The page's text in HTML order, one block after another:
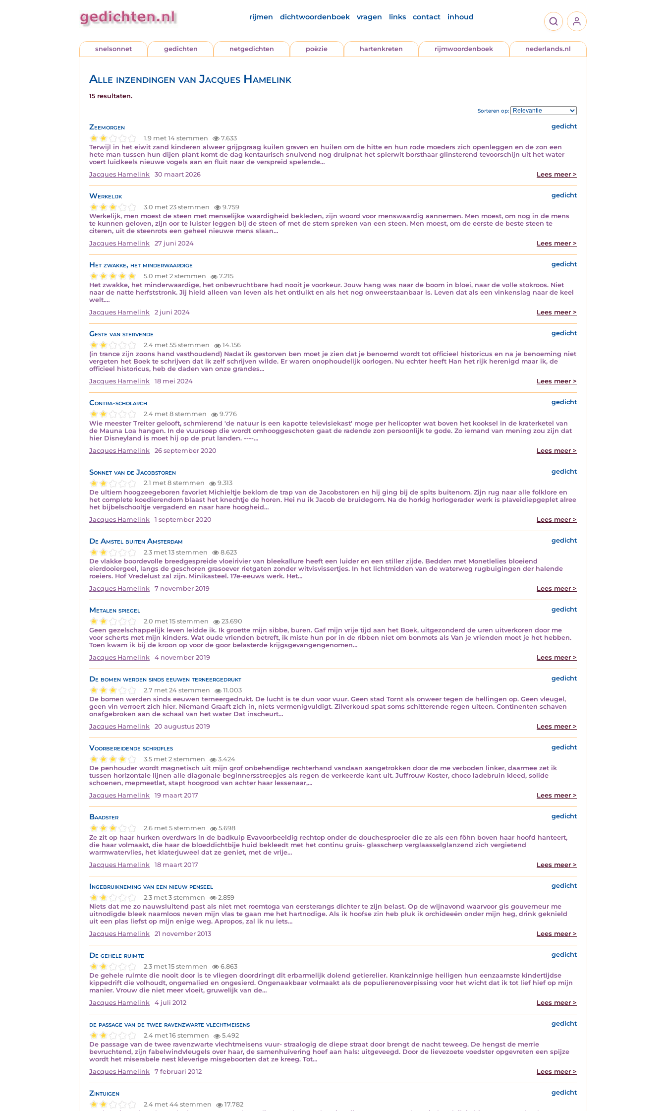
rijmen dichtwoordenboek vragen links contact inhoud
snelsonnet gedichten netgedichten poëzie hartenkreten rijmwoordenboek nederlands.nl
Alle inzendingen van Jacques Hamelink
15 resultaten.
Sorteren op:
Zeemorgen
gedicht
1.9 met 14 stemmen
7.633
Terwijl in het eiwit zand kinderen alweer grijpgraag kuilen graven en huilen om de hitte en hun rode moeders zich openleggen en de zon een
hete man tussen hun dijen plant komt de dag kentaurisch snuivend nog druipnat het spierwit borsthaar glinsterend tevoorschijn uit het water
voert luidkeels nieuwe vogels aan en fluit naar de verspreid spelende…
Jacques Hamelink
30 maart 2026 Lees meer >
Werkelijk
gedicht
3.0 met 23 stemmen
9.759
Werkelijk, men moest de steen met menselijke waardigheid bekleden, zijn woord voor menswaardig aannemen. Men moest, om nog in de mens
te kunnen geloven, zijn oor te luister leggen bij de steen of met de stem spreken van een steen. Men moest, om de eerste de beste steen te
citeren, uit de steenrots een geheel nieuwe mens slaan…
Jacques Hamelink
27 juni 2024 Lees meer >
Het zwakke, het minderwaardige
gedicht
5.0 met 2 stemmen
7.215
Het zwakke, het minderwaardige, het onbevruchtbare had nooit je voorkeur. Jouw hang was naar de boom in bloei, naar de volle stokroos. Niet
naar de natte herfststronk. Jij hield alleen van leven als het ontluikt en als het nog onweerstaanbaar is. Leven dat als een vinkenslag naar de keel
welt.…
Jacques Hamelink
2 juni 2024 Lees meer >
Geste van stervende
gedicht
2.4 met 55 stemmen
14.156
(in trance zijn zoons hand vasthoudend) Nadat ik gestorven ben moet je zien dat je benoemd wordt tot officieel historicus en na je benoeming niet
vergeten het Boek te schrijven dat ik zelf schrijven wilde. Er waren onophoudelijk oorlogen. Nu echter heeft Han het rijk herenigd maar ik, de
officieel historicus, heb de daden van onze grandes…
Jacques Hamelink
18 mei 2024 Lees meer >
Contra-scholarch
gedicht
2.4 met 8 stemmen
9.776
Wie meester Treiter gelooft, schmierend 'de natuur is een kapotte televisiekast' moge per helicopter wat boven het kooksel in de kraterketel van
de Mauna Loa hangen. In de vuursoep die wordt omhooggeschoten gaat de radende zon persoonlijk te gode. Zo iemand van mening zou zijn dat
hier Disneyland is moet hij op de prut landen. ----…
Jacques Hamelink
26 september 2020 Lees meer >
Sonnet van de Jacobstoren
gedicht
2.1 met 8 stemmen
9.313
De ultiem hoogzeegeboren favoriet Michieltje beklom de trap van de Jacobstoren en hij ging bij de spits buitenom. Zijn rug naar alle folklore en
het complete koedierendom blaast het knechtje de horen. Hei nu ik Jacob de bruidegom. Na de horkig horlogerader werk is plaveidiepgeplet alree
het bijbelschooltje vergaderd en naar hare hoogheid…
Jacques Hamelink
1 september 2020 Lees meer >
De Amstel buiten Amsterdam
gedicht
2.3 met 13 stemmen
8.623
De vlakke boordevolle breedgespreide vloeirivier van bleekallure heeft een luider en een stiller zijde. Bedden met Monetlelies bloeiend
eierdooiergeel, langs de geschoren grasoever rietgaten zonder witvisvissertjes. In het lichtmidden van de waterweg rugbuigingen der halende
roeiers. Hof Vredelust zal zijn. Minikasteel. 17e-eeuws werk. Het…
Jacques Hamelink
7 november 2019 Lees meer >
Metalen spiegel
gedicht
2.0 met 15 stemmen
23.690
Geen gezelschappelijk leven leidde ik. Ik groette mijn sibbe, buren. Gaf mijn vrije tijd aan het Boek, uitgezonderd de uren uitverkoren door me
voor scherts met mijn kinders. Wat oude vrienden betreft, ik miste hun por in de ribben niet om bonmots als Van je vrienden moet je het hebben.
Toen kwam ik bij de kroon op voor de goor belasterde krijgsgevangengenomen…
Jacques Hamelink
4 november 2019 Lees meer >
De bomen werden sinds eeuwen terneergedrukt
gedicht
2.7 met 24 stemmen
11.003
De bomen werden sinds eeuwen terneergedrukt. De lucht is te dun voor vuur. Geen stad Tornt als onweer tegen de hellingen op. Geen vleugel,
geen vin verroert zich hier. Niemand Graaft zich in, niets vermenigvuldigt. Zilverkoud spat soms schitterende regen uiteen. Continenten schaven
onafgebroken aan de schaal van het water Dat inscheurt…
Jacques Hamelink
20 augustus 2019 Lees meer >
Voorbereidende schrijfles
gedicht
3.5 met 2 stemmen
3.424
De penhouder wordt magnetisch uit mijn grof onbehendige rechterhand vandaan aangetrokken door de me verboden linker, daarmee zet ik
tussen horizontale lijnen alle diagonale beginnersstreepjes als regen de verkeerde kant uit. Juffrouw Koster, choco ladebruin kleed, solide
schoenen, mepmeetlat, stapt hoogrood van achter haar lessenaar,…
Jacques Hamelink
19 maart 2017 Lees meer >
Baadster
gedicht
2.6 met 5 stemmen
5.698
Ze zit op haar hurken overdwars in de badkuip Evavoorbeeldig rechtop onder de douchesproeier die ze als een föhn boven haar hoofd hanteert,
die haar volmaakt, die haar de bloeddichtbije huid bekleedt met het continu gruis- glasscherp verglaasselglanzend zich vergietend
warmwatervlies, het klaterjuweel dat ze geniet, met de vrije…
Jacques Hamelink
18 maart 2017 Lees meer >
Ingebruikneming van een nieuw penseel
gedicht
2.3 met 3 stemmen
2.859
Niets dat me zo nauwsluitend past als niet met roemtoga van eersterangs dichter te zijn belast. Op de wijnavond waarvoor gis gouverneur me
uitnodigde bleek naamloos neven mijn vlas te gaan me het hartnodige. Als ik hoofse zin heb pluk ik orchideeën onder mijn heg, drink geknield
uit een plas liefst op mijn enige weg. Apropos, zal ik nu iets…
Jacques Hamelink
21 november 2013 Lees meer >
De gehele ruimte
gedicht
2.3 met 15 stemmen
6.863
De gehele ruimte die nooit door is te vliegen doordringt dit erbarmelijk dolend getierelier. Krankzinnige heiligen hun eenzaamste kindertijdse
kippedrift die volhoudt, ongemalied en ongesierd. Ongenaakbaar volmaakt als de populierenoverpissing voor het wicht dat ik tot lief hief op mijn
manier. Vrouw die niet meer vloeit, gruwelijk van de…
Jacques Hamelink
4 juli 2012 Lees meer >
de passage van de twee ravenzwarte vlechtmeisens
gedicht
2.4 met 16 stemmen
5.492
De passage van de twee ravenzwarte vlechtmeisens vuur- straalogig de diepe straat door brengt de nacht teweeg. De hengst de merrie
bevruchtend, zijn fabelwindvleugels over haar, de samenhuivering hoef aan hals: uitgeveegd. Door de lievezoete voedster opgevreten een spijze
wordt het miserabele nest kleverige misgeboorten dat ze kreeg. Tot…
Jacques Hamelink
7 februari 2012 Lees meer >
Zintuigen
gedicht
2.4 met 44 stemmen
17.782